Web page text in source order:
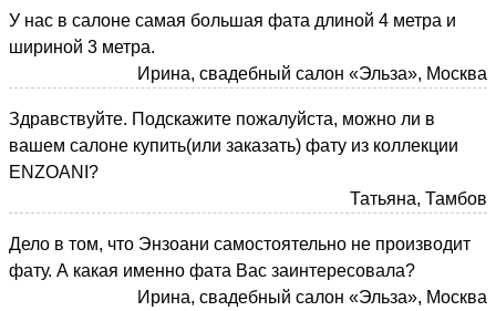
У нас в салоне самая большая фата длиной 4 метра и
шириной 3 метра.
Ирина, свадебный салон «Эльза», Москва
Здравствуйте. Подскажите пожалуйста, можно ли в
вашем салоне купить(или заказать) фату из коллекции
ENZOANI?
Татьяна, Тамбов
Дело в том, что Энзоани самостоятельно не производит
фату. А какая именно фата Вас заинтересовала?
Ирина, свадебный салон «Эльза», Москва